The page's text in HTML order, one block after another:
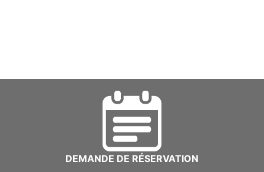
DEMANDE DE RÉSERVATION